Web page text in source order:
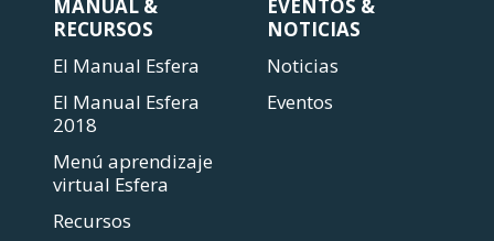
MANUAL &
RECURSOS
El Manual Esfera
El Manual Esfera
2018
Menú aprendizaje
virtual Esfera
Recursos
EVENTOS &
NOTICIAS
Noticias
Eventos